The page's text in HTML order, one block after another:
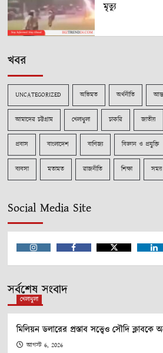
মৃত্যু
খবর
UNCATEGORIZED অভিমত অর্থনীতি
আমাদের চট্টগ্রাম খেলাধুলা চাকরি জাতীয়
প্রবাস বাংলাদেশ বাণিজ্য বিজ্ঞান ও প্রযুক্তি
ব্যবসা মতামত রাজনীতি শিক্ষা সময়
Social Media Site
Instagram Facebook Twitter
সর্বশেষ সংবাদ
খেলাধুলা
মিলিয়ন ডলারের প্রস্তাব সত্ত্বেও সৌদি ক্লাবকে
আগস্ট 6, 2026